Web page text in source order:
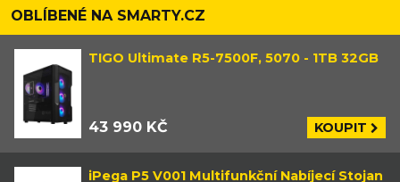
OBLÍBENÉ NA SMARTY.CZ
TIGO Ultimate R5-7500F, 5070 - 1TB 32GB
43 990 KČ KOUPIT
iPega P5 V001 Multifunkční Nabíjecí Stojan